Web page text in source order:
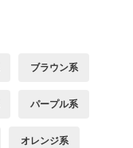
ブラウン系
パープル系
オレンジ系